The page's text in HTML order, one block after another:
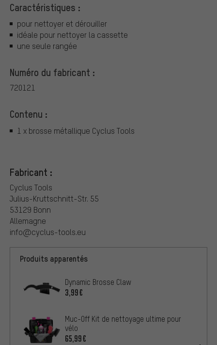
Caractéristiques :
pour nettoyer et dérouiller
idéale pour nettoyer la cassette
une seule rangée
Numéro du fabricant :
720121
Contenu :
1 x brosse métallique Cyclus Tools
Fabricant :
Cyclus Tools
Julius-Kruttschnitt-Str. 55
53129 Bonn
Allemagne
info@cyclus-tools.eu
Produits apparentés
Dynamic Brosse Claw
3,99€
Muc-Off Kit de nettoyage ultime pour
vélo
65,99€